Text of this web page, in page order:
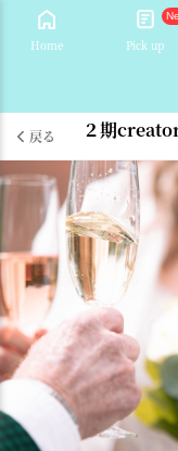
Home Pick up
戻る ２期